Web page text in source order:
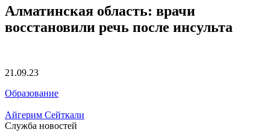
Алматинская область: врачи
восстановили речь после инсульта
21.09.23
Образование
Айгерим Сейткали
Служба новостей